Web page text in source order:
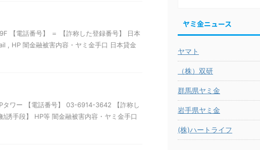
【電話番号】 ＝ 【詐称した登録番号】 日本
, HP 闇金融被害内容・ヤミ金手口 日本貸金
ワー 【電話番号】 03-6914-3642 【詐称し
誘手段】 HP等 闇金融被害内容・ヤミ金手口
ヤミ金ニュース
ヤマト
（株）双研
群馬県ヤミ金
岩手県ヤミ金
(株)ハートライフ